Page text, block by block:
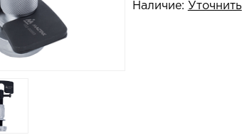
Наличие: Уточнить